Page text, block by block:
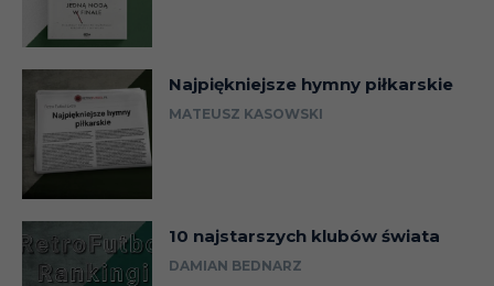
Najpiękniejsze hymny piłkarskie
MATEUSZ KASOWSKI
10 najstarszych klubów świata
DAMIAN BEDNARZ